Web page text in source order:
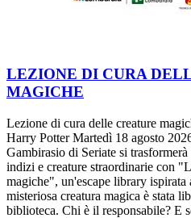
LEZIONE DI CURA
MAGICHE
Lezione di cura delle creature
Harry Potter Martedì 18 agosto
Gambirasio di Seriate si
indizi e creature straordinarie con
magiche", un'escape library
misteriosa creatura magica è stata
biblioteca. Chi è il responsabile? E